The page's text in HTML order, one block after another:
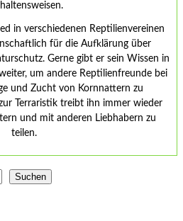
in verschiedenen Reptilienvereinen
für die Aufklärung über
Gerne gibt er sein Wissen in
um andere Reptilienfreunde bei
und Zucht von Kornnattern zu
Terraristik treibt ihn immer wieder
und mit anderen Liebhabern zu
teilen.
Suchen